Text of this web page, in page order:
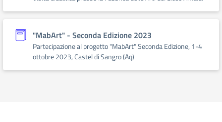
"MabArt" - Seconda Edizione 2023
Partecipazione al progetto "MabArt" Seconda Edizione, 1-4
ottobre 2023, Castel di Sangro (Aq)